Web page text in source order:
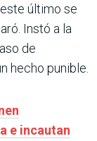
último se
Instó a la
de
hecho punible.
e incautan